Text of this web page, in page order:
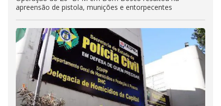
apreensão de pistola, munições e entorpecentes